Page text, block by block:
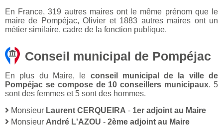
En France, 319 autres maires ont le même prénom que le
maire de Pompéjac, Olivier et 1883 autres maires ont un
métier similaire, cadre de la fonction publique.
Conseil municipal de Pompéjac
En plus du Maire, le conseil municipal de la ville de
Pompéjac se compose de 10 conseillers municipaux. 5
sont des femmes et 5 sont des hommes.
Monsieur Laurent CERQUEIRA - 1er adjoint au Maire
Monsieur André L'AZOU - 2ème adjoint au Maire